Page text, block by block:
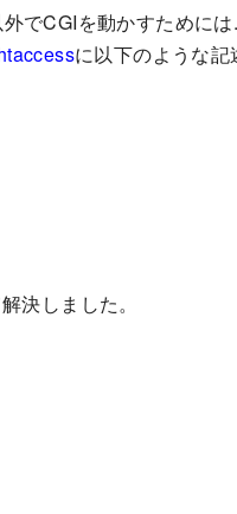
でCGIを動かすために
に以下のような記
決しました。